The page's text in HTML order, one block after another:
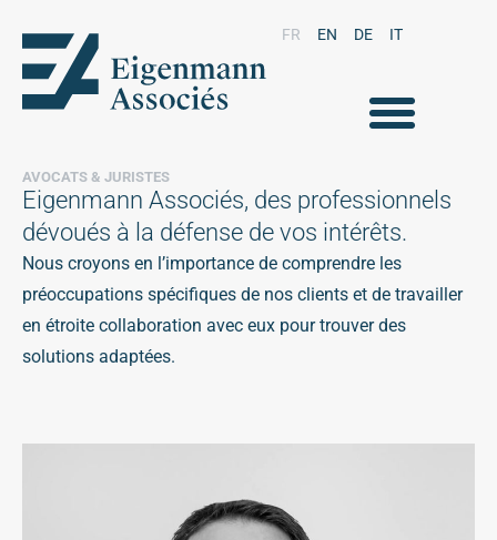
FR EN DE IT
AVOCATS & JURISTES
Eigenmann Associés, des professionnels
dévoués à la défense de vos intérêts.
Nous croyons en l’importance de comprendre les
préoccupations spécifiques de nos clients et de travailler
en étroite collaboration avec eux pour trouver des
solutions adaptées.